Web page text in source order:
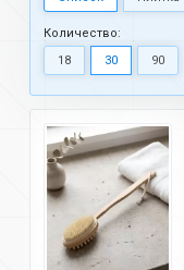
Количество:
18
30 90